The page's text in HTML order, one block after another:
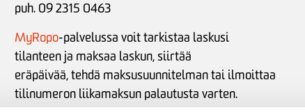
puh. 09 2315 0463
MyRopo-palvelussa voit tarkistaa laskusi
tilanteen ja maksaa laskun, siirtää
eräpäivää,tehdä maksusuunnitelman tai ilmoittaa
tilinumeron liikamaksun palautusta varten.